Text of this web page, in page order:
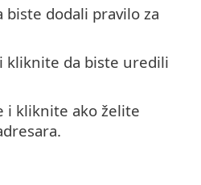
biste dodali pravilo za
kliknite da biste uredili
i kliknite ako želite